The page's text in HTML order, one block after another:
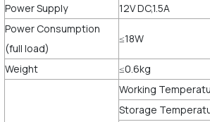
Power Supply
12V DC,1.5A
Power Consumption
(full load)
≤18W
Weight ≤0.6kg
Working
Storage